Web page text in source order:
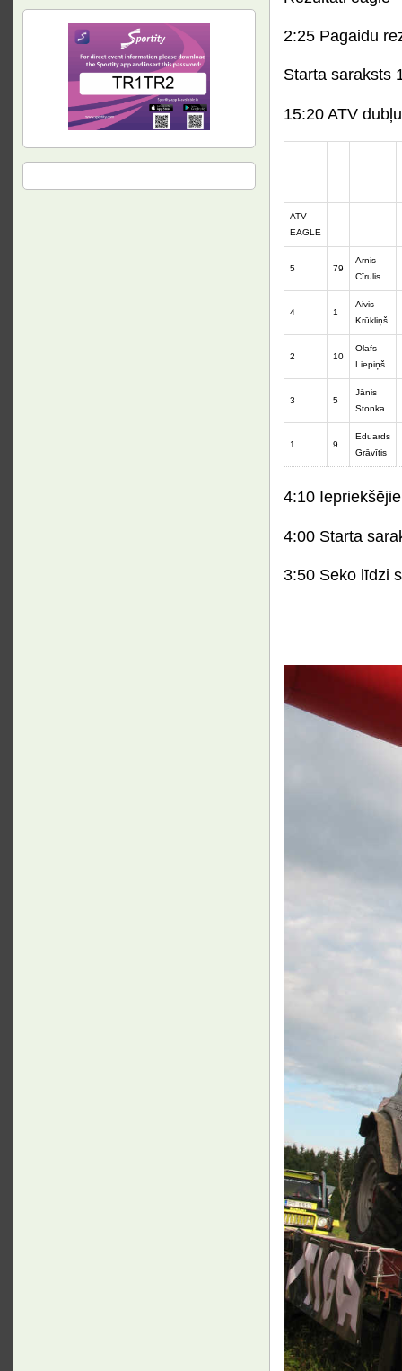
2:25 Pagaidu
Starta saraksts
15:20 ATV
ATV
EAGLE
5 79
Arnis
Cīrulis
4 1
Aivis
Krūkliņš
2 10
Olafs
Liepiņš
3 5
Jānis
Stonka
1 9
Eduards
Grāvītis
4:10
4:00 Starta
3:50 Seko līdzi